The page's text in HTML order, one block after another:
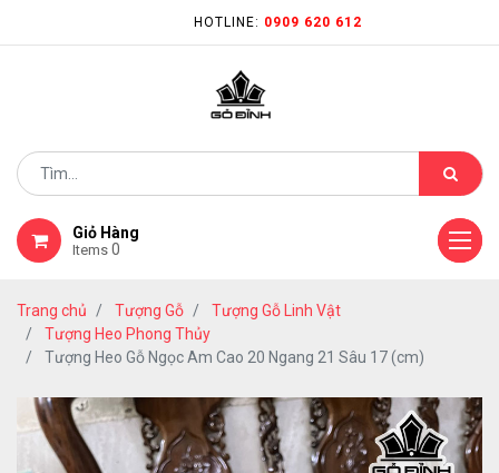
HOTLINE: 0909 620 612
Giỏ Hàng
Items 0
Trang chủ Tượng Gỗ
Tượng Gỗ Linh Vật
Tượng Heo Phong Thủy
Tượng Heo Gỗ Ngọc Am Cao 20 Ngang 21 Sâu 17 (cm)